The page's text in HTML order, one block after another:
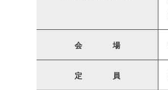
会 場
定 員